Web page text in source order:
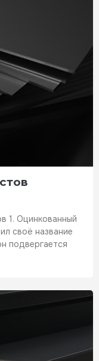
1. Оцинкованный
своё название
подвергается